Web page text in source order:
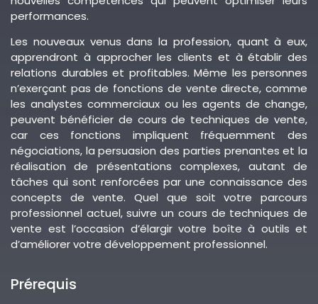
performances.
Les nouveaux venus dans la profession, quant à eux,
apprendront à approcher les clients et à établir des
relations durables et profitables. Même les personnes
n’exerçant pas de fonctions de vente directe, comme
les analystes commerciaux ou les agents de change,
peuvent bénéficier de cours de techniques de vente,
car ces fonctions impliquent fréquemment des
négociations, la persuasion des parties prenantes et la
réalisation de présentations complexes, autant de
tâches qui sont renforcées par une connaissance des
concepts de vente. Quel que soit votre parcours
professionnel actuel, suivre un cours de techniques de
vente est l’occasion d’élargir votre boîte à outils et
d’améliorer votre développement professionnel.
Prérequis